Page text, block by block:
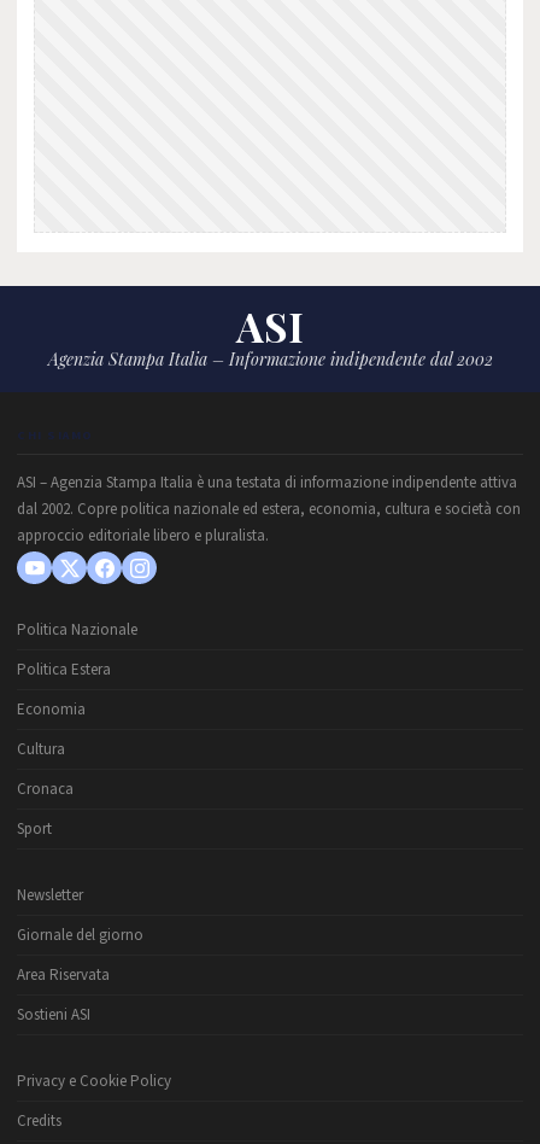
ASI
Agenzia Stampa Italia – Informazione indipendente dal 2002
CHI SIAMO
ASI – Agenzia Stampa Italia è una testata di informazione indipendente attiva
dal 2002. Copre politica nazionale ed estera, economia, cultura e società con
approccio editoriale libero e pluralista.
Politica Nazionale
Politica Estera
Economia
Cultura
Cronaca
Sport
Newsletter
Giornale del giorno
Area Riservata
Sostieni ASI
Privacy e Cookie Policy
Credits